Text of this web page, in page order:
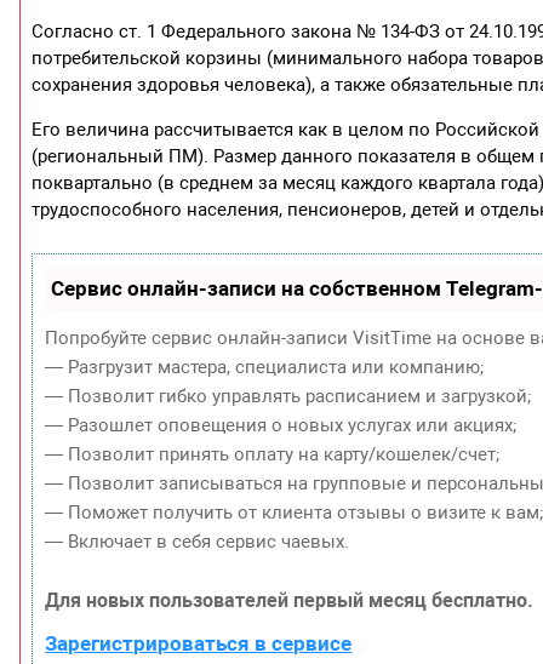
Согласно ст. 1 Федерального закона № 134-ФЗ от
потребительской корзины (минимального набора
сохранения здоровья человека), а также обязательные
Его величина рассчитывается как в целом по
(региональный ПМ). Размер данного показателя в
поквартально (в среднем за месяц каждого квартала
трудоспособного населения, пенсионеров, детей и
Сервис онлайн-записи на собственном
Попробуйте сервис онлайн-записи VisitTime на основе
— Разгрузит мастера, специалиста или компанию;
— Позволит гибко управлять расписанием и загрузкой;
— Разошлет оповещения о новых услугах или акциях;
— Позволит принять оплату на карту/кошелек/счет;
— Позволит записываться на групповые и
— Поможет получить от клиента отзывы о визите к вам;
— Включает в себя сервис чаевых.
Для новых пользователей первый месяц бесплатно.
Зарегистрироваться в сервисе